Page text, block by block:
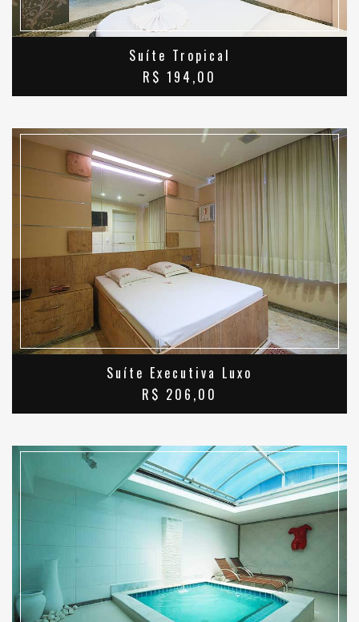
Suíte Tropical
R$ 194,00
SAIBA MAIS
Suíte Executiva Luxo
R$ 206,00
SAIBA MAIS